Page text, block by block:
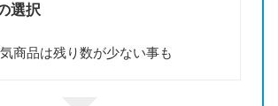
選択
商品は残り数が少ない事も